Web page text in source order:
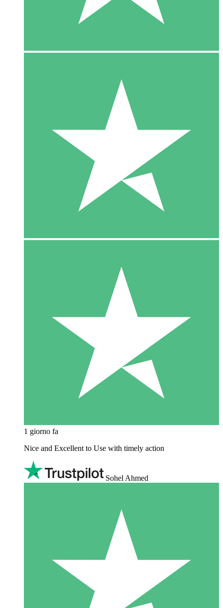
1 giorno fa
Nice and Excellent to Use with timely action
Sohel Ahmed